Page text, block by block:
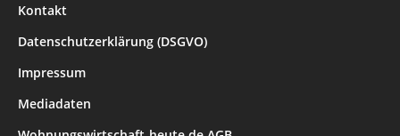
Kontakt
Datenschutzerklärung (DSGVO)
Impressum
Mediadaten